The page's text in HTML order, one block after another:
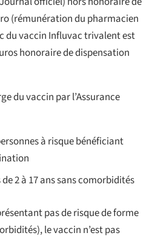
(rémunération du pharmacien
du vaccin Influvac trivalent est
honoraire de dispensation
du vaccin par l’Assurance
à risque bénéficiant
2 à 17 ans sans comorbidités
pas de risque de forme
le vaccin n’est pas